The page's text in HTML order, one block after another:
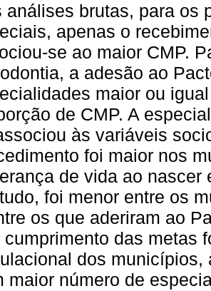
análises brutas, para os
apenas o
se ao maior CMP.
a adesão ao
maior ou
de CMP. A
às variáveis
foi maior nos
de vida ao
foi menor entre os
os que aderiram ao
cumprimento das metas
dos municípios,
maior número de